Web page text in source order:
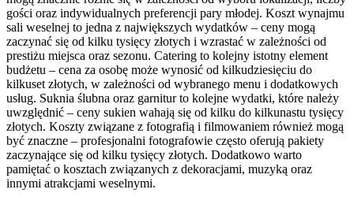
gości oraz indywidualnych preferencji pary młodej. Koszt wynajmu
sali weselnej to jedna z największych wydatków – ceny mogą
zaczynać się od kilku tysięcy złotych i wzrastać w zależności od
prestiżu miejsca oraz sezonu. Catering to kolejny istotny element
budżetu – cena za osobę może wynosić od kilkudziesięciu do
kilkuset złotych, w zależności od wybranego menu i dodatkowych
usług. Suknia ślubna oraz garnitur to kolejne wydatki, które należy
uwzględnić – ceny sukien wahają się od kilku do kilkunastu tysięcy
złotych. Koszty związane z fotografią i filmowaniem również mogą
być znaczne – profesjonalni fotografowie często oferują pakiety
zaczynające się od kilku tysięcy złotych. Dodatkowo warto
pamiętać o kosztach związanych z dekoracjami, muzyką oraz
innymi atrakcjami weselnymi.